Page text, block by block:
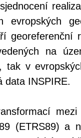
evropských
georeferenční
na
tak v
data INSPIRE.
mezi
(ETRS89) a